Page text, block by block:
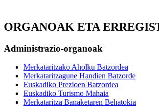
ORGANOAK ETA
Administrazio-organoak
Merkataritzako Aholku Batzordea
Merkataritzagune Handien Batzorde
Euskadiko Prezioen Batzordea
Euskadiko Turismo Mahaia
Merkataritza Banaketaren Behatokia